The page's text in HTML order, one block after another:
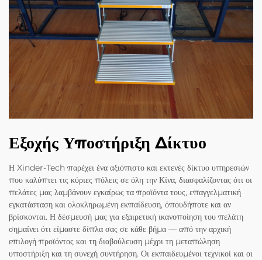
Εξοχής Υποστήριξη Δίκτυο
Η Xinder-Tech παρέχει ένα αξιόπιστο και εκτενές δίκτυο υπηρεσιών
που καλύπτει τις κύριες πόλεις σε όλη την Κίνα, διασφαλίζοντας ότι οι
πελάτες μας λαμβάνουν εγκαίρως τα προϊόντα τους, επαγγελματική
εγκατάσταση και ολοκληρωμένη εκπαίδευση, όπουδήποτε και αν
βρίσκονται. Η δέσμευσή μας για εξαιρετική ικανοποίηση του πελάτη
σημαίνει ότι είμαστε δίπλα σας σε κάθε βήμα — από την αρχική
επιλογή προϊόντος και τη διαβούλευση μέχρι τη μεταπώληση
υποστήριξη και τη συνεχή συντήρηση. Οι εκπαιδευμένοι τεχνικοί και οι